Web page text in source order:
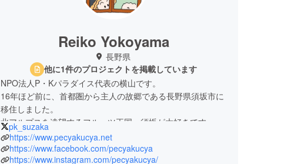
Reiko Yokoyama
長野県
他に1件のプロジェクトを掲載しています
NPO法人P・Kパラダイス代表の横山です。
16年ほど前に、首都圏から主人の故郷である長野県須坂市に
移住しました。
北アルプスを遠望するフルーツ王国、須坂が大好きです。
子育てを、このまちの暮らしを、もっと楽しみたい、楽しん
で欲しい！そんな思いから2009年に仲間たちとPecya＊
Kucya を創刊。2019年にはCAMPFIREでも資金を募ってコ
pk_suzaka
https://www.pecyakucya.net
https://www.facebook.com/pecyakucya
https://www.instagram.com/pecyakucya/